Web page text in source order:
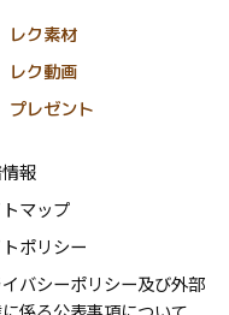
レク素材
レク動画
プレゼント
報
マップ
ポリシー
バシーポリシー及び外部